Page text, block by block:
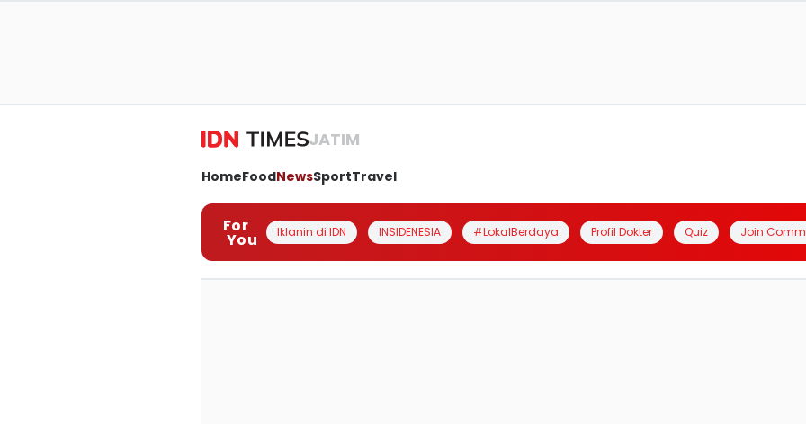
JATIM
HomeFoodNewsSportTravel
For
You Iklanin di IDN INSIDENESIA #LokalBerdaya Profil Dokter Quiz Join